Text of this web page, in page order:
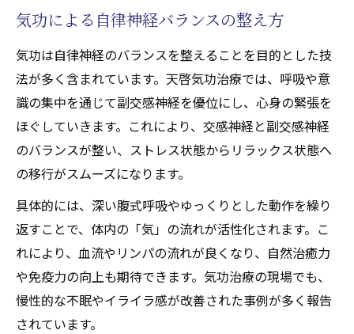
気功による自律神経バランスの整え方
気功は自律神経のバランスを整えることを目的とした技
法が多く含まれています。天啓気功治療では、呼吸や意
識の集中を通じて副交感神経を優位にし、心身の緊張を
ほぐしていきます。これにより、交感神経と副交感神経
のバランスが整い、ストレス状態からリラックス状態へ
の移行がスムーズになります。
具体的には、深い腹式呼吸やゆっくりとした動作を繰り
返すことで、体内の「気」の流れが活性化されます。こ
れにより、血流やリンパの流れが良くなり、自然治癒力
や免疫力の向上も期待できます。気功治療の現場でも、
慢性的な不眠やイライラ感が改善された事例が多く報告
されています。